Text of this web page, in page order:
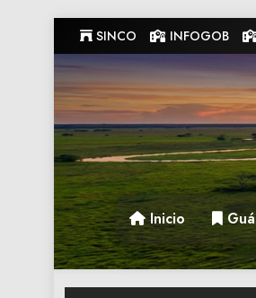
to
content
SINCO INFOGOB
Gobernacion
Gobernacion de Guarico
Inicio